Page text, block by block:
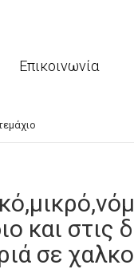
Επικοινωνία
και στις
σε χαλκο